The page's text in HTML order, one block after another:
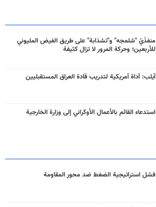
منفذَيّ "شلمجه" و"تشذابة" على طريق الفيض المليوني
للأربعين؛ وحركة المرور لا تزال كثيفة
آيلب: أداة أمريكية لتدريب قادة العراق المستقبليين
استدعاء القائم بالأعمال الأوكراني إلى وزارة الخارجية
فشل استراتيجية الضغط ضد محور المقاومة